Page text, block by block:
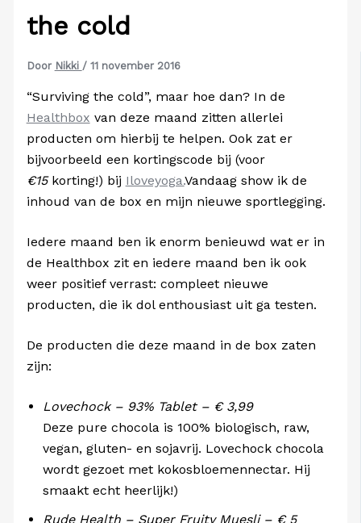
the cold
Door Nikki / 11 november 2016
“Surviving the cold”, maar hoe dan? In de
Healthbox van deze maand zitten allerlei
producten om hierbij te helpen. Ook zat er
bijvoorbeeld een kortingscode bij (voor
€15korting!) bij Iloveyoga.Vandaag show ik de
inhoud van de box en mijn nieuwe sportlegging.
Iedere maand ben ik enorm benieuwd wat er in
de Healthbox zit en iedere maand ben ik ook
weer positief verrast: compleet nieuwe
producten, die ik dol enthousiast uit ga testen.
De producten die deze maand in de box zaten
zijn:
Lovechock – 93% Tablet – € 3,99
Deze pure chocola is 100% biologisch, raw,
vegan, gluten- en sojavrij. Lovechock chocola
wordt gezoet met kokosbloemennectar. Hij
smaakt echt heerlijk!)
Rude Health – Super Fruity Muesli – € 5